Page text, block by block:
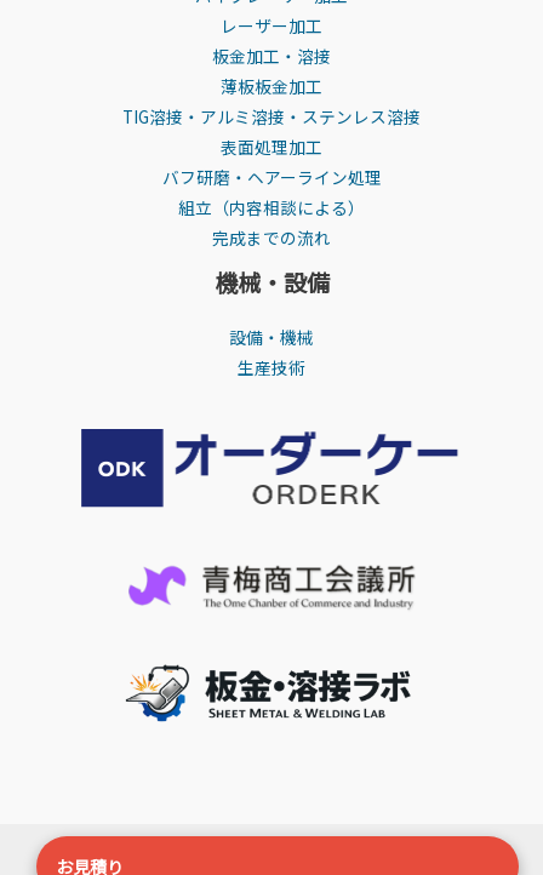
レーザー加工
板金加工・溶接
薄板板金加工
TIG溶接・アルミ溶接・ステンレス溶接
表面処理加工
バフ研磨・ヘアーライン処理
組立（内容相談による）
完成までの流れ
機械・設備
設備・機械
生産技術
Copyright ©
お見積り